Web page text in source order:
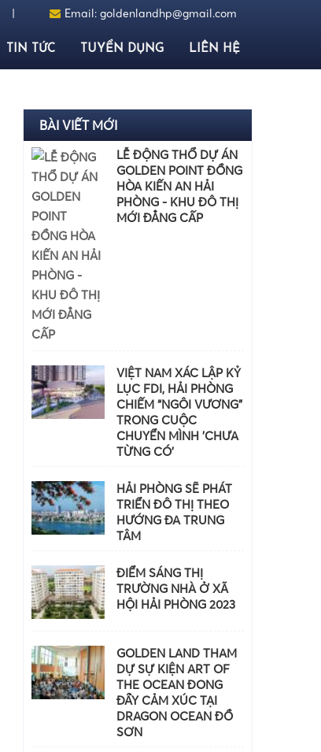
| Email: goldenlandhp@gmail.com
TIN TỨC TUYỂN DỤNG LIÊN HỆ
BÀI VIẾT MỚI
LỄ ĐỘNG THỔ DỰ ÁN
GOLDEN POINT ĐỒNG
HÒA KIẾN AN HẢI
PHÒNG - KHU ĐÔ THỊ
MỚI ĐẲNG CẤP
VIỆT NAM XÁC LẬP KỶ
LỤC FDI, HẢI PHÒNG
CHIẾM “NGÔI VƯƠNG”
TRONG CUỘC
CHUYỂN MÌNH 'CHƯA
TỪNG CÓ'
HẢI PHÒNG SẼ PHÁT
TRIỂN ĐÔ THỊ THEO
HƯỚNG ĐA TRUNG
TÂM
ĐIỂM SÁNG THỊ
TRƯỜNG NHÀ Ở XÃ
HỘI HẢI PHÒNG 2023
GOLDEN LAND THAM
DỰ SỰ KIỆN ART OF
THE OCEAN ĐONG
ĐẦY CẢM XÚC TẠI
DRAGON OCEAN ĐỒ
SƠN